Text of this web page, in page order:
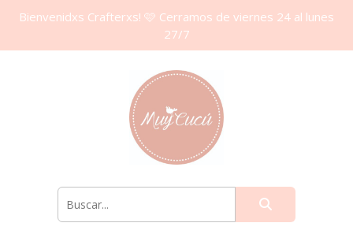
Bienvenidxs Crafterxs! 🩷 Cerramos de viernes 24 al lunes
27/7